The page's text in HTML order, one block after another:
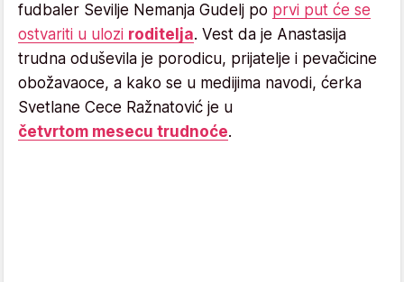
fudbaler Sevilje Nemanja Gudelj po prvi put će se
ostvariti u ulozi roditelja. Vest da je Anastasija
trudna oduševila je porodicu, prijatelje i pevačicine
obožavaoce, a kako se u medijima navodi, ćerka
Svetlane Cece Ražnatović je u
četvrtom mesecu trudnoće.